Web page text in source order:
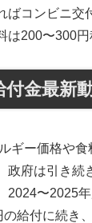
ばコンビニ交
は200〜300円
付金最新
ギー価格や
政府は引き続
2024〜2025
の給付に続き